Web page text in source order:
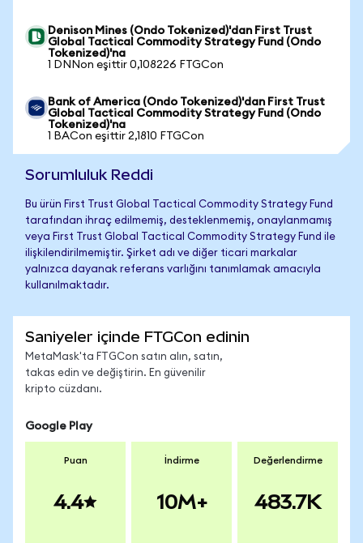
Denison Mines (Ondo Tokenized)'dan First Trust
Global Tactical Commodity Strategy Fund (Ondo
Tokenized)'na
1 DNNon eşittir 0,108226 FTGCon
Bank of America (Ondo Tokenized)'dan First Trust
Global Tactical Commodity Strategy Fund (Ondo
Tokenized)'na
1 BACon eşittir 2,1810 FTGCon
Sorumluluk Reddi
Bu ürün First Trust Global Tactical Commodity Strategy Fund
tarafından ihraç edilmemiş, desteklenmemiş, onaylanmamış
veya First Trust Global Tactical Commodity Strategy Fund ile
ilişkilendirilmemiştir. Şirket adı ve diğer ticari markalar
yalnızca dayanak referans varlığını tanımlamak amacıyla
kullanılmaktadır.
Saniyeler içinde FTGCon edinin
MetaMask'ta FTGCon satın alın, satın,
takas edin ve değiştirin. En güvenilir
kripto cüzdanı.
Google Play
Puan
4.4
İndirme
10M+
Değerlendirme
483.7K